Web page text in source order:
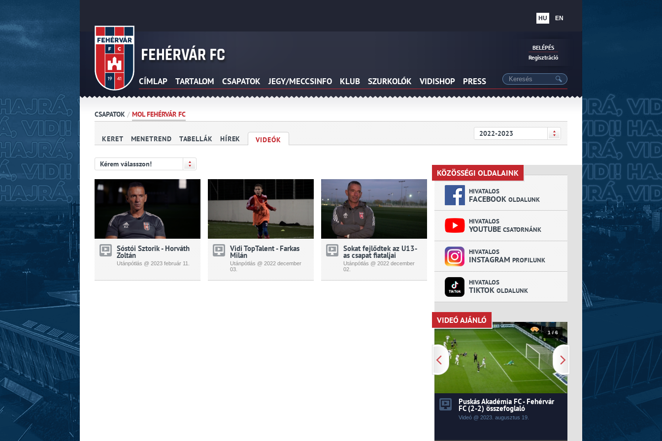
HU EN
CÍMLAP TARTALOM CSAPATOK JEGY/MECCSINFO KLUB SZURKOLÓK VIDISHOP PRESS
BELÉPÉS
Regisztráció
CSAPATOK / MOL FEHÉRVÁR FC
KERET MENETREND TABELLÁK HÍREK VIDEÓK
2022-2023
Kérem válasszon!
Sóstói Sztorik - Horváth
Zoltán
Utánpótlás @ 2023 február 11.
Vidi TopTalent - Farkas
Milán
Utánpótlás @ 2022 december
03.
Sokat fejlődtek az U13-
as csapat fiataljai
Utánpótlás @ 2022 december
02.
KÖZÖSSÉGI OLDALAINK
KÖZÖSSÉGI OLDALAINK
HIVATALOS
FACEBOOK OLDALUNK
HIVATALOS
YOUTUBE CSATORNÁNK
HIVATALOS
INSTAGRAM PROFILUNK
HIVATALOS
TIKTOK OLDALUNK
VIDEÓ AJÁNLÓ
VIDEÓ AJÁNLÓ
1 / 6
Puskás Akadémia FC - Fehérvár
FC (2-2) összefoglaló
Videó @ 2023. augusztus 19.
Kecskeméti TE -
0) összefoglaló
augusztus